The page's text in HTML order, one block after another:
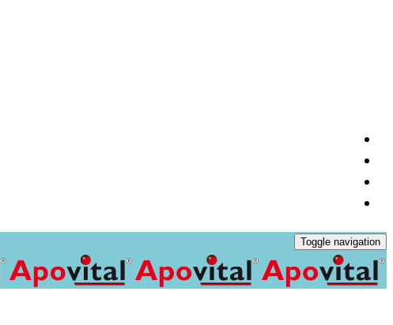
Toggle navigation